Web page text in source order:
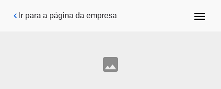
Pular para o conteúdo principal
Ir para a página da empresa